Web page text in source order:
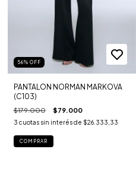
56% OFF
PANTALON NORMAN MARKOVA
(C103)
$179.000 $79.000
3 cuotas sin interés de $26.333,33
COMPRAR